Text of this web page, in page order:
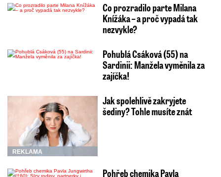
Co prozradilo parte Milana
Knížáka – a proč vypadá tak
nezvykle?
Pohublá Csáková (55) na
Sardinii: Manžela vyměnila za
zajíčka!
REKLAMA
Jak spolehlivě zakryjete
šediny? Tohle musíte znát
Pohřeb chemika Pavla